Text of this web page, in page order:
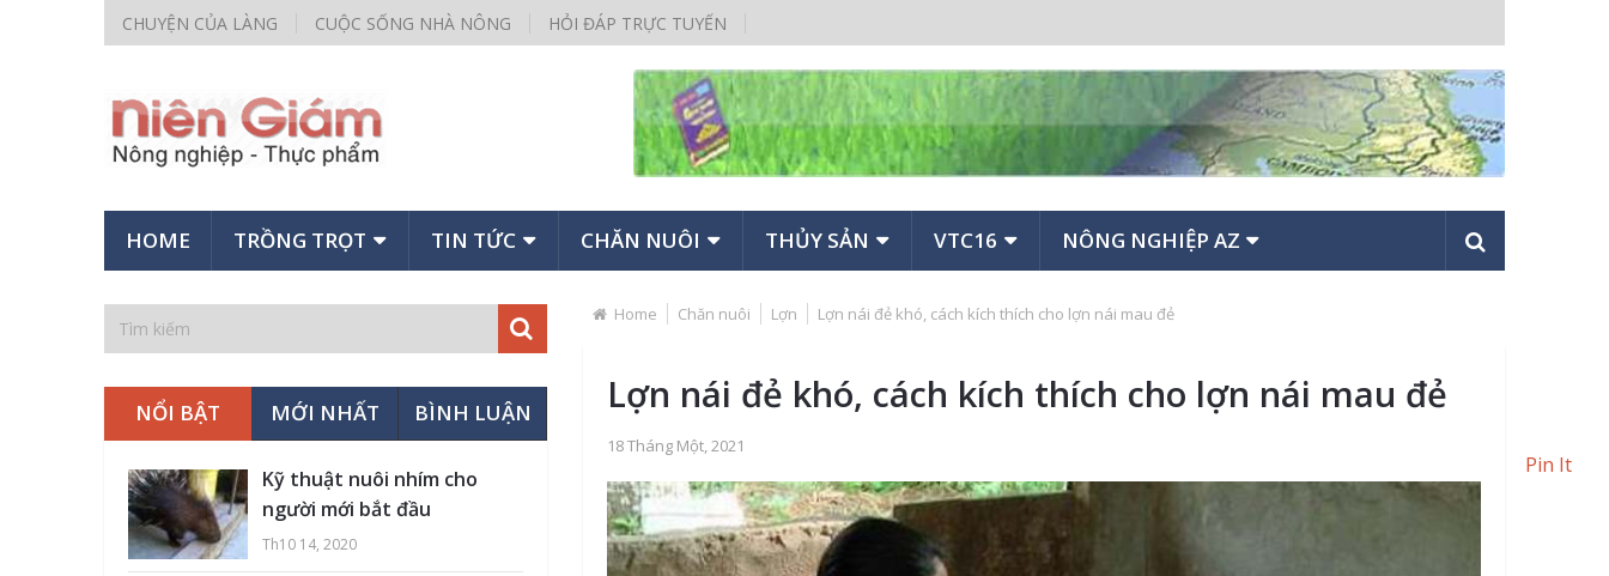
CHUYỆN CỦA LÀNG CUỘC SỐNG NHÀ NÔNG HỎI ĐÁP TRỰC TUYẾN
HOME TRỒNG TRỌT TIN TỨC CHĂN NUÔI THỦY SẢN VTC16 NÔNG NGHIỆP AZ
Home Chăn nuôi Lợn Lợn nái đẻ khó, cách kích thích cho lợn nái mau đẻ
Lợn nái đẻ khó, cách kích thích cho lợn nái mau đẻ
18 Tháng Một, 2021
Pin It
NỔI BẬT MỚI NHẤT BÌNH LUẬN
Kỹ thuật nuôi nhím cho
người mới bắt đầu
Th10 14, 2020